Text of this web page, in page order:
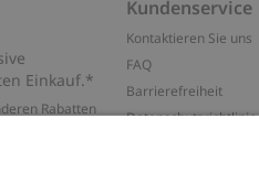
Einkauf.*
Rabatten
Kundenservice
Kontaktieren Sie uns
FAQ
Barrierefreiheit
Datenschutzrichtlinie